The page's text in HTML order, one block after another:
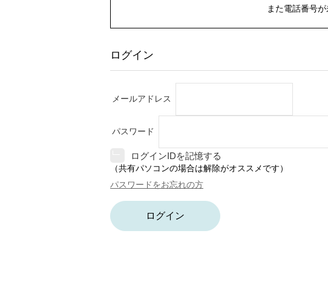
また電話番号
ログイン
メールアドレス
パスワード
ログインIDを記憶する
（共有パソコンの場合は解除がオススメです）
パスワードをお忘れの方
ログイン